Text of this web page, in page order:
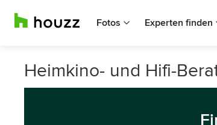
Fotos Experten finden
Heimkino- und Hifi-